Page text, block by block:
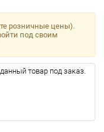
розничные цены).
под своим
товар под заказ.